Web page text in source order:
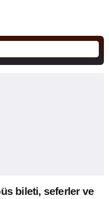
bileti, seferler ve